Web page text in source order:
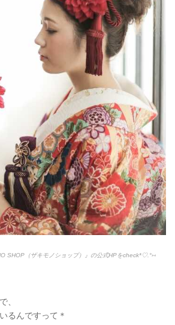
SHOP（ザキモノショップ）』の公式HPをcheck*♡.°⑅
、
るんですって＊